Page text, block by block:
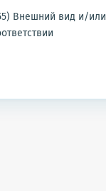
Внешний вид и/или